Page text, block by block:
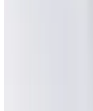
Ja, bis auf VW
Unser Counter ist für alle